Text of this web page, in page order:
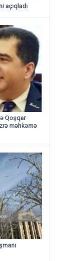
açıqladı
Qoşqar
məhkəmə